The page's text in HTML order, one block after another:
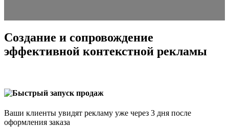
Создание и сопровождение
эффективной контекстной рекламы
Быстрый запуск продаж
Ваши клиенты увидят рекламу уже через 3 дня после
оформления заказа